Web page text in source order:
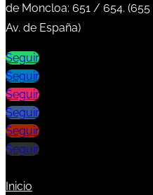
de Moncloa: 651 / 654. (655
Av. de España)
Seguir
Seguir
Seguir
Seguir
Seguir
Seguir
Inicio